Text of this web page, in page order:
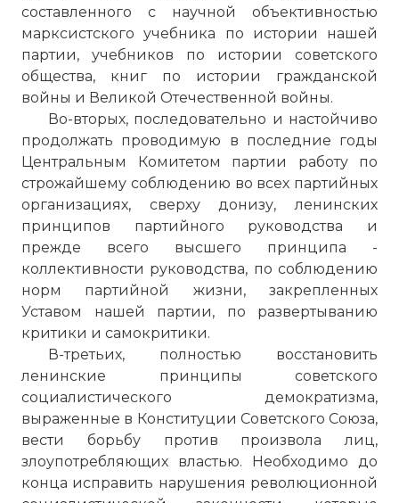
составленного с научной объективностью
марксистского учебника по истории нашей
партии, учебников по истории советского
общества, книг по истории гражданской
войны и Великой Отечественной войны.
Во-вторых, последовательно и настойчиво
продолжать проводимую в последние годы
Центральным Комитетом партии работу по
строжайшему соблюдению во всех партийных
организациях, сверху донизу, ленинских
принципов партийного руководства и
прежде всего высшего принципа -
коллективности руководства, по соблюдению
норм партийной жизни, закрепленных
Уставом нашей партии, по развертыванию
критики и самокритики.
В-третьих, полностью восстановить
ленинские принципы советского
социалистического демократизма,
выраженные в Конституции Советского Союза,
вести борьбу против произвола лиц,
злоупотребляющих властью. Необходимо до
конца исправить нарушения революционной